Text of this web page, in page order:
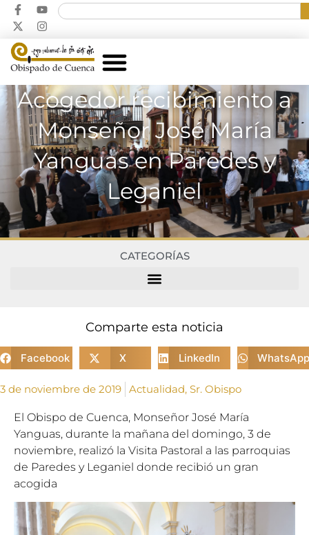
Acogedor recibimiento a
Monseñor José María
Yanguas en Paredes y
Leganiel
CATEGORÍAS
Comparte esta noticia
Facebook X LinkedIn WhatsApp
3 de noviembre de 2019 Actualidad, Sr. Obispo
El Obispo de Cuenca, Monseñor José María
Yanguas, durante la mañana del domingo, 3 de
noviembre, realizó la Visita Pastoral a las parroquias
de Paredes y Leganiel donde recibió un gran
acogida